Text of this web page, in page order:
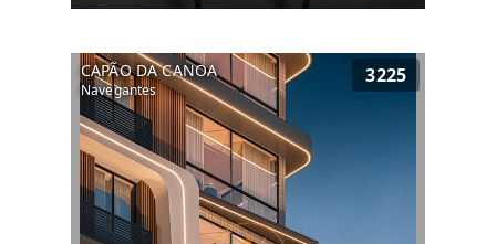
CAPÃO DA CANOA
Navegantes
3225